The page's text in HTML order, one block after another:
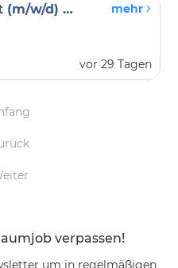
Studentische Hilfskraft (m/w/d) Sekretariat / Bürohilfe im Sekretariat der Schmerzambulanz mehr
vor 29 Tagen
verpassen!
um in regelmäßigen